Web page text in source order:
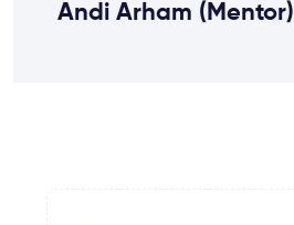
Andi Arham (Mentor)